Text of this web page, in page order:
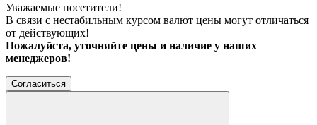
Уважаемые посетители!
В связи с нестабильным курсом валют цены могут отличаться
от действующих!
Пожалуйста, уточняйте цены и наличие у наших
менеджеров!
Согласиться